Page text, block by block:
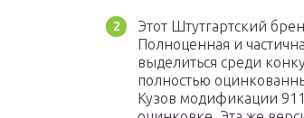
Этот Штутгартский
Полноценная и
выделиться среди
полностью
Кузов модификации